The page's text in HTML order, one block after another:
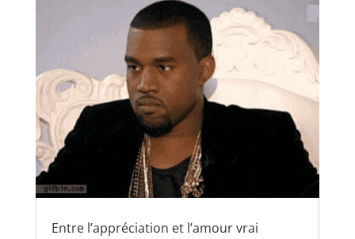
Entre l’appréciation et l’amour vrai